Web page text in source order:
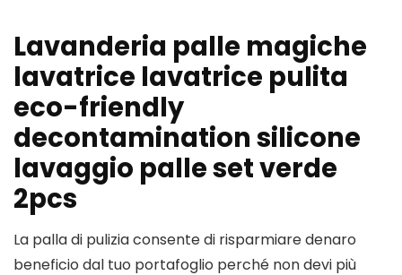
Lavanderia palle magiche
lavatrice lavatrice pulita
eco-friendly
decontamination silicone
lavaggio palle set verde
2pcs
La palla di pulizia consente di risparmiare denaro
beneficio dal tuo portafoglio perché non devi più